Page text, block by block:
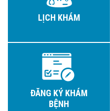
LỊCH KHÁM
ĐĂNG KÝ KHÁM
BỆNH